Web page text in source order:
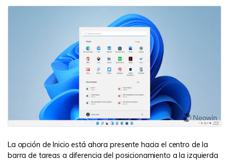
La opción de Inicio está ahora presente hacia el centro de la
barra de tareas a diferencia del posicionamiento a la izquierda